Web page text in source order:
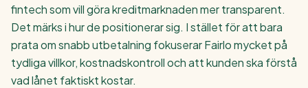
fintech som vill göra kreditmarknaden mer transparent.
Det märks i hur de positionerar sig. I stället för att bara
prata om snabb utbetalning fokuserar Fairlo mycket på
tydliga villkor, kostnadskontroll och att kunden ska förstå
vad lånet faktiskt kostar.